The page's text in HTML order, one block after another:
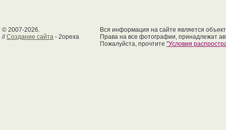
© 2007-2026.
//Создание сайта - 2opexa
Вся информация на сайте является
Права на все фотографии, принадлежат
Пожалуйста, прочтите "Условия